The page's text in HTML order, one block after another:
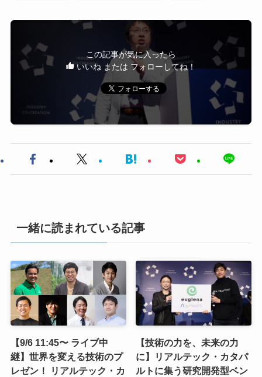
この記事が気に入ったら
いいね または フォローしてね！
一緒に読まれている記事
【9/6 11:45〜 ライブ中
継】世界を変える技術のプ
レゼン！ リアルテック・カ
【技術の力を、未来の力
に】リアルテック・カタパ
ルトに集う研究開発型ベン